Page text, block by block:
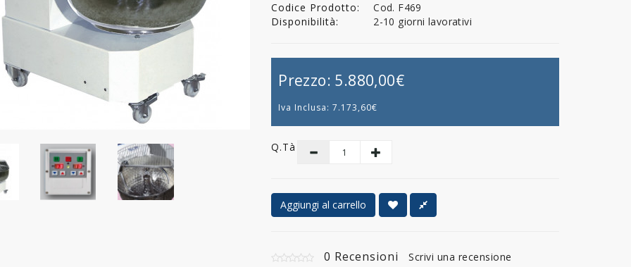
Codice Prodotto:
Cod. F469
Disponibilità:
2-10 giorni lavorativi
Prezzo: 5.880,00€
Iva Inclusa:7.173,60€
Q.tà
Aggiungi al carrello
0 Recensioni Scrivi una recensione